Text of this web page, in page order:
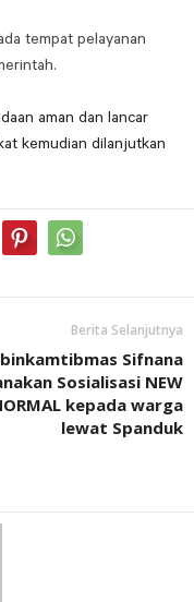
tempat pelayanan
aman dan lancar
kemudian dilanjutkan
Berita Selanjutnya
Sifnana
Sosialisasi NEW
kepada warga
lewat Spanduk